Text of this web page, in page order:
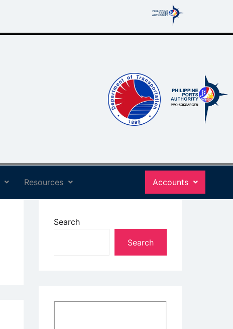
Resources Accounts
Search
Search